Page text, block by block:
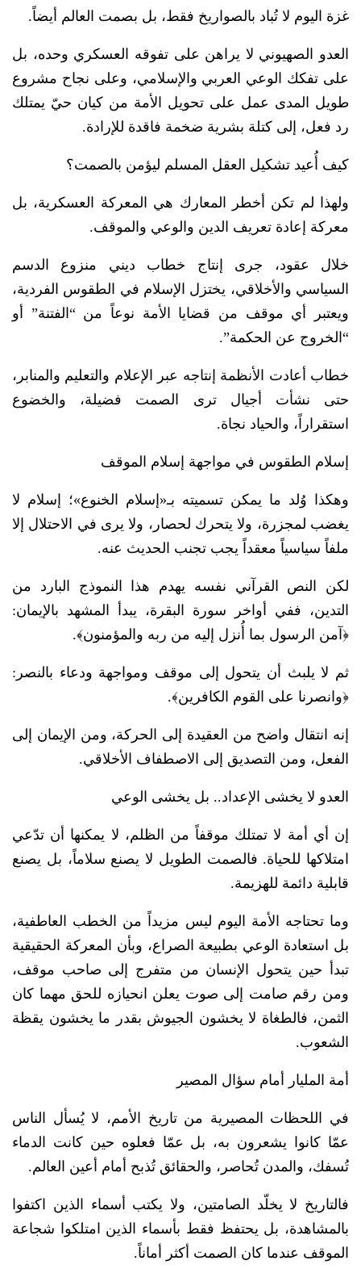
غزة اليوم لا تُباد بالصواريخ فقط، بل بصمت العالم أيضاً.
العدو الصهيوني لا يراهن على تفوقه العسكري وحده، بل
على تفكك الوعي العربي والإسلامي، وعلى نجاح مشروع
طويل المدى عمل على تحويل الأمة من كيان حيّ يمتلك
رد فعل، إلى كتلة بشرية ضخمة فاقدة للإرادة.
كيف أُعيد تشكيل العقل المسلم ليؤمن بالصمت؟
ولهذا لم تكن أخطر المعارك هي المعركة العسكرية، بل
معركة إعادة تعريف الدين والوعي والموقف.
خلال عقود، جرى إنتاج خطاب ديني منزوع الدسم
السياسي والأخلاقي، يختزل الإسلام في الطقوس الفردية،
ويعتبر أي موقف من قضايا الأمة نوعاً من “الفتنة” أو
“الخروج عن الحكمة”.
خطاب أعادت الأنظمة إنتاجه عبر الإعلام والتعليم والمنابر،
حتى نشأت أجيال ترى الصمت فضيلة، والخضوع
استقراراً، والحياد نجاة.
إسلام الطقوس في مواجهة إسلام الموقف
وهكذا وُلد ما يمكن تسميته بـ«إسلام الخنوع»؛ إسلام لا
يغضب لمجزرة، ولا يتحرك لحصار، ولا يرى في الاحتلال إلا
ملفاً سياسياً معقداً يجب تجنب الحديث عنه.
لكن النص القرآني نفسه يهدم هذا النموذج البارد من
التدين، ففي أواخر سورة البقرة، يبدأ المشهد بالإيمان:
﴿آمن الرسول بما أُنزل إليه من ربه والمؤمنون﴾.
ثم لا يلبث أن يتحول إلى موقف ومواجهة ودعاء بالنصر:
﴿وانصرنا على القوم الكافرين﴾.
إنه انتقال واضح من العقيدة إلى الحركة، ومن الإيمان إلى
الفعل، ومن التصديق إلى الاصطفاف الأخلاقي.
العدو لا يخشى الإعداد.. بل يخشى الوعي
إن أي أمة لا تمتلك موقفاً من الظلم، لا يمكنها أن تدّعي
امتلاكها للحياة. فالصمت الطويل لا يصنع سلاماً، بل يصنع
قابلية دائمة للهزيمة.
وما تحتاجه الأمة اليوم ليس مزيداً من الخطب العاطفية،
بل استعادة الوعي بطبيعة الصراع، وبأن المعركة الحقيقية
تبدأ حين يتحول الإنسان من متفرج إلى صاحب موقف،
ومن رقم صامت إلى صوت يعلن انحيازه للحق مهما كان
الثمن، فالطغاة لا يخشون الجيوش بقدر ما يخشون يقظة
الشعوب.
أمة المليار أمام سؤال المصير
في اللحظات المصيرية من تاريخ الأمم، لا يُسأل الناس
عمّا كانوا يشعرون به، بل عمّا فعلوه حين كانت الدماء
تُسفك، والمدن تُحاصر، والحقائق تُذبح أمام أعين العالم.
فالتاريخ لا يخلّد الصامتين، ولا يكتب أسماء الذين اكتفوا
بالمشاهدة، بل يحتفظ فقط بأسماء الذين امتلكوا شجاعة
الموقف عندما كان الصمت أكثر أماناً.